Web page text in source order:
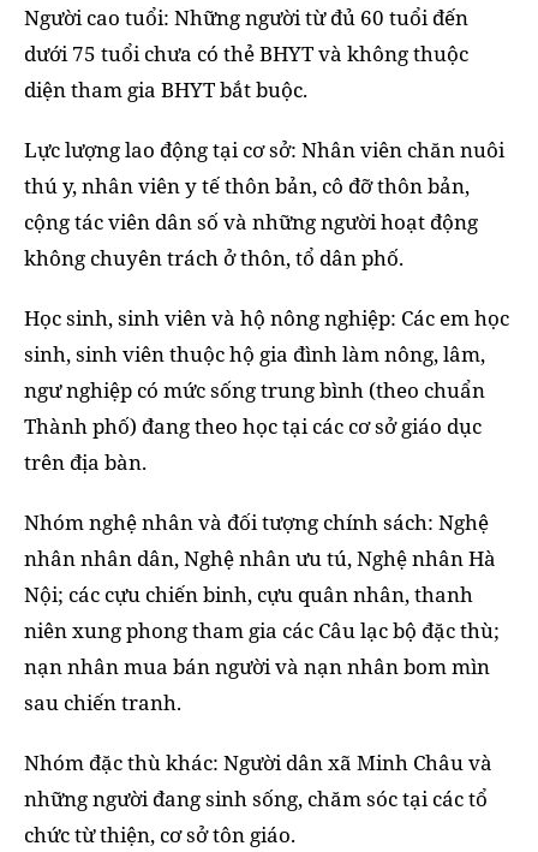
Người cao tuổi: Những người từ đủ 60 tuổi đến
dưới 75 tuổi chưa có thẻ BHYT và không thuộc
diện tham gia BHYT bắt buộc.
Lực lượng lao động tại cơ sở: Nhân viên chăn nuôi
thú y, nhân viên y tế thôn bản, cô đỡ thôn bản,
cộng tác viên dân số và những người hoạt động
không chuyên trách ở thôn, tổ dân phố.
Học sinh, sinh viên và hộ nông nghiệp: Các em học
sinh, sinh viên thuộc hộ gia đình làm nông, lâm,
ngư nghiệp có mức sống trung bình (theo chuẩn
Thành phố) đang theo học tại các cơ sở giáo dục
trên địa bàn.
Nhóm nghệ nhân và đối tượng chính sách: Nghệ
nhân nhân dân, Nghệ nhân ưu tú, Nghệ nhân Hà
Nội; các cựu chiến binh, cựu quân nhân, thanh
niên xung phong tham gia các Câu lạc bộ đặc thù;
nạn nhân mua bán người và nạn nhân bom mìn
sau chiến tranh.
Nhóm đặc thù khác: Người dân xã Minh Châu và
những người đang sinh sống, chăm sóc tại các tổ
chức từ thiện, cơ sở tôn giáo.